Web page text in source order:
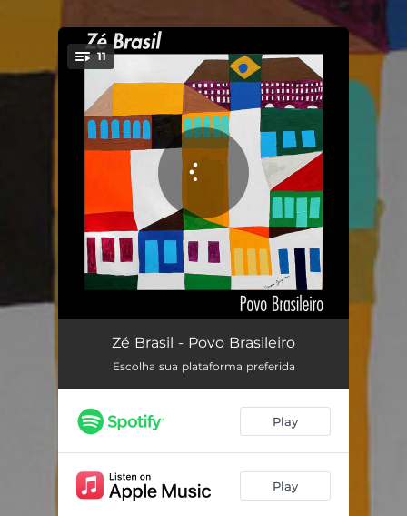
You're all set!
11
Povo Brasileiro
Bicho Grilo
Festim do Fim 03:58
Momentos de Glória 05:04
Zé Brasil - Povo Brasileiro
Escolha sua plataforma preferida
Play
Play